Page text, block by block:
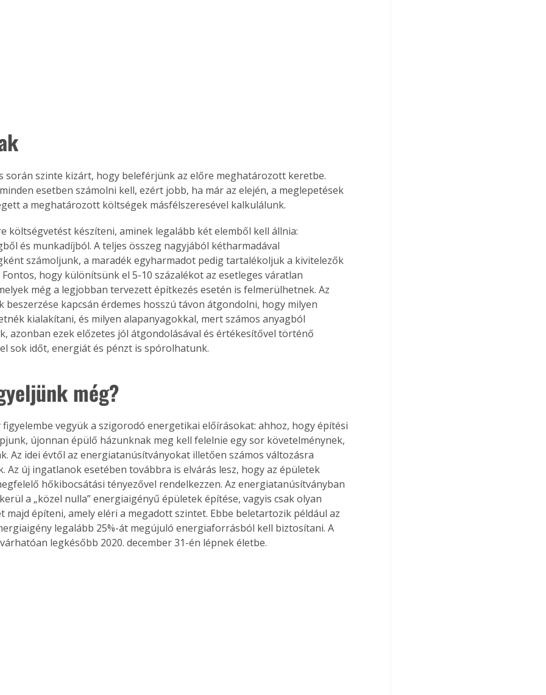
az
Old
Együtt jobban megéri!
Bővebb információ itt!
Együtt jobban megéri! A
könyvek tetszőleges
párosítással kedvezményes
áron, 0 Ft postaköltséggel
során szinte kizárt, hogy beleférjünk az előre meghatározott keretbe.
esetben számolni kell, ezért jobb, ha már az elején, a meglepetések
a meghatározott költségek másfélszeresével kalkulálunk.
költségvetést készíteni, aminek legalább két elemből kell állnia:
és munkadíjból. A teljes összeg nagyjából kétharmadával
számoljunk, a maradék egyharmadot pedig tartalékoljuk a kivitelezők
hogy különítsünk el 5-10 százalékot az esetleges váratlan
még a legjobban tervezett építkezés esetén is felmerülhetnek. Az
beszerzése kapcsán érdemes hosszú távon átgondolni, hogy milyen
kialakítani, és milyen alapanyagokkal, mert számos anyagból
azonban ezek előzetes jól átgondolásával és értékesítővel történő
sok időt, energiát és pénzt is spórolhatunk.
még?
figyelembe vegyük a szigorodó energetikai előírásokat: ahhoz, hogy építési
újonnan épülő házunknak meg kell felelnie egy sor követelménynek,
Az idei évtől az energiatanúsítványokat illetően számos változásra
Az új ingatlanok esetében továbbra is elvárás lesz, hogy az épületek
hőkibocsátási tényezővel rendelkezzen. Az energiatanúsítványban
a „közel nulla” energiaigényű épületek építése, vagyis csak olyan
majd építeni, amely eléri a megadott szintet. Ebbe beletartozik például az
legalább 25%-át megújuló energiaforrásból kell biztosítani. A
legkésőbb 2020. december 31-én lépnek életbe.